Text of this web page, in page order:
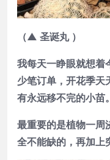
（▲ 圣诞丸 ）
我每天一睁眼就想着
少笔订单，开花季天
有永远移不完的小苗。
最重要的是植物一周
全不能缺的，再加上